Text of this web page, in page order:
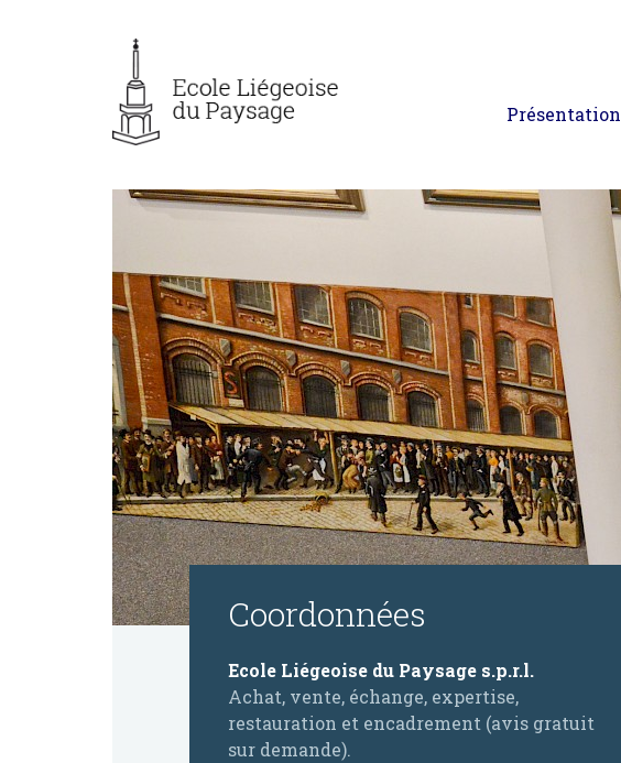
Présentation
Coordonnées
Ecole Liégeoise du Paysage s.p.r.l.
Achat, vente, échange, expertise,
restauration et encadrement (avis gratuit
sur demande).